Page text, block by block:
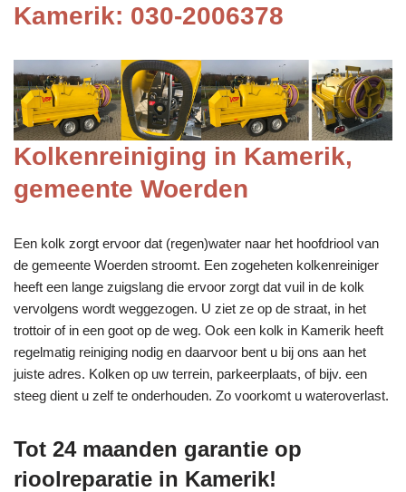
Kamerik: 030-2006378
Kolkenreiniging in Kamerik,
gemeente Woerden
Een kolk zorgt ervoor dat (regen)water naar het hoofdriool van
de gemeente Woerden stroomt. Een zogeheten kolkenreiniger
heeft een lange zuigslang die ervoor zorgt dat vuil in de kolk
vervolgens wordt weggezogen. U ziet ze op de straat, in het
trottoir of in een goot op de weg. Ook een kolk in Kamerik heeft
regelmatig reiniging nodig en daarvoor bent u bij ons aan het
juiste adres. Kolken op uw terrein, parkeerplaats, of bijv. een
steeg dient u zelf te onderhouden. Zo voorkomt u wateroverlast.
Tot 24 maanden garantie op
rioolreparatie in Kamerik!